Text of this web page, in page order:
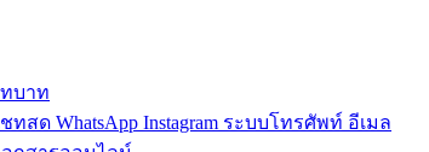
บาท
ด WhatsApp Instagram ระบบโทรศัพท์ อีเมล